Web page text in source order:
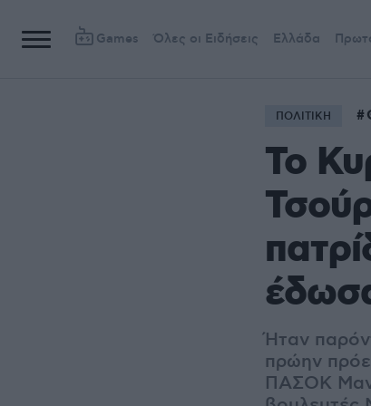
Games Όλες οι Ειδήσεις Ελλάδα
ΠΟΛΙΤΙΚΗ
Το
Ήταν
πρώην
ΠΑΣΟΚ